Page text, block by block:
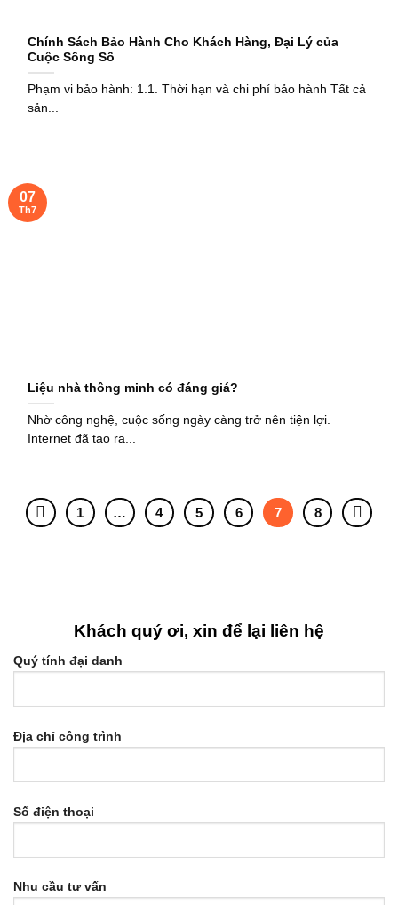
Chính Sách Bảo Hành Cho Khách Hàng, Đại Lý của
Cuộc Sống Số
Phạm vi bảo hành: 1.1. Thời hạn và chi phí bảo hành Tất cả
sản...
Liệu nhà thông minh có đáng giá?
Nhờ công nghệ, cuộc sống ngày càng trở nên tiện lợi.
Internet đã tạo ra...
07
Th7
1 … 4 5 6 7 8
Khách quý ơi, xin để lại liên hệ
Quý tính đại danh
Địa chỉ công trình
Số điện thoại
Nhu cầu tư vấn